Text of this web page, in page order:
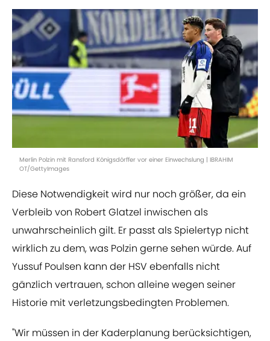
Merlin Polzin mit Ransford Königsdörffer vor einer Einwechslung | IBRAHIM
OT/GettyImages
Diese Notwendigkeit wird nur noch größer, da ein
Verbleib von Robert Glatzel inwischen als
unwahrscheinlich gilt. Er passt als Spielertyp nicht
wirklich zu dem, was Polzin gerne sehen würde. Auf
Yussuf Poulsen kann der HSV ebenfalls nicht
gänzlich vertrauen, schon alleine wegen seiner
Historie mit verletzungsbedingten Problemen.
"Wir müssen in der Kaderplanung berücksichtigen,